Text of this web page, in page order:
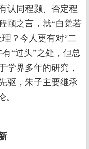
认同程颢、否定程
颐之言，就“自觉若
？今人更有对“二
“过头”之处，但总
学界多年的研究，
驱，朱子主要继承
。